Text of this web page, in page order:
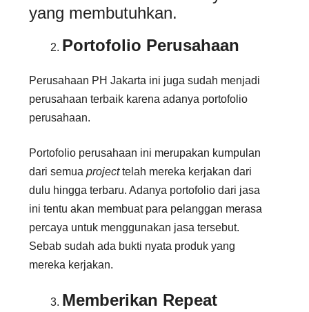
yang membutuhkan.
Portofolio Perusahaan
Perusahaan PH Jakarta ini juga sudah menjadi
perusahaan terbaik karena adanya portofolio
perusahaan.
Portofolio perusahaan ini merupakan kumpulan
dari semua projecttelah mereka kerjakan dari
dulu hingga terbaru. Adanya portofolio dari jasa
ini tentu akan membuat para pelanggan merasa
percaya untuk menggunakan jasa tersebut.
Sebab sudah ada bukti nyata produk yang
mereka kerjakan.
Memberikan Repeat